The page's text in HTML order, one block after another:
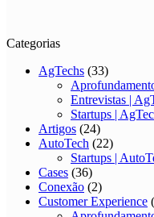
Categorias
AgTechs (33)
Entrevistas |
Startups |
Artigos (24)
AutoTech (22)
Startups |
Cases (36)
Conexão (2)
Customer Experience